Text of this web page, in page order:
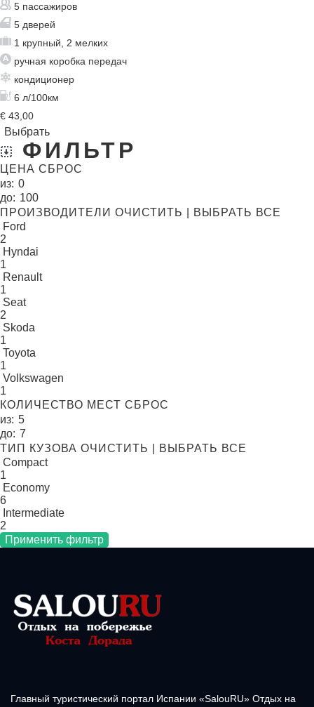
5 пассажиров
5 дверей
1 крупный, 2 мелких
ручная коробка передач
кондиционер
6 л/100км
€ 43,00
ФИЛЬТР
ЦЕНА СБРОС
из:
до:
ПРОИЗВОДИТЕЛИ ОЧИСТИТЬ
ВЫБРАТЬ ВСЕ
Ford
2
Hyndai
1
Renault
1
Seat
2
Skoda
1
Toyota
1
Volkswagen
1
КОЛИЧЕСТВО МЕСТ СБРОС
из:
до:
ТИП КУЗОВА ОЧИСТИТЬ
ВЫБРАТЬ ВСЕ
Compact
1
Economy
6
Intermediate
2
Главный туристический портал Испании «SalouRU» Отдых на